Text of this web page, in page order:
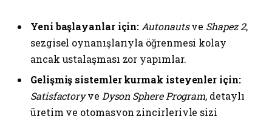
Yeni başlayanlar için:Autonautsve Shapez 2,
sezgisel oynanışlarıyla öğrenmesi kolay
ancak ustalaşması zor yapımlar.
Gelişmiş sistemler kurmak isteyenler için:
Satisfactoryve Dyson Sphere Program, detaylı
üretim ve otomasyon zincirleriyle sizi